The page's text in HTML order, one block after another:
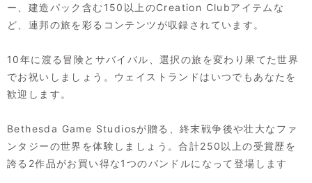
ー、建造パック含む150以上のCreation Clubアイテムな
ど、連邦の旅を彩るコンテンツが収録されています。
10年に渡る冒険とサバイバル、選択の旅を変わり果てた世界
でお祝いしましょう。ウェイストランドはいつでもあなたを
歓迎します。
Bethesda Game Studiosが贈る、終末戦争後や壮大なファ
ンタジーの世界を体験しましょう。合計250以上の受賞歴を
誇る2作品がお買い得な1つのバンドルになって登場します